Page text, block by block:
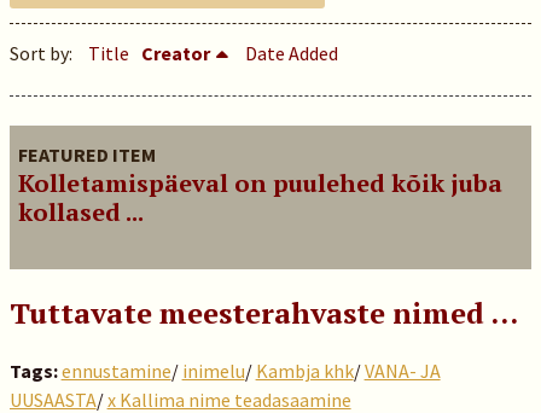
Sort by: Title Creator Date Added
FEATURED ITEM
Kolletamispäeval on puulehed kõik juba
kollased ...
Tuttavate meesterahvaste nimed …
Tags:ennustamine/ inimelu/ Kambja khk/VANA- JA
UUSAASTA/x Kallima nime teadasaamine